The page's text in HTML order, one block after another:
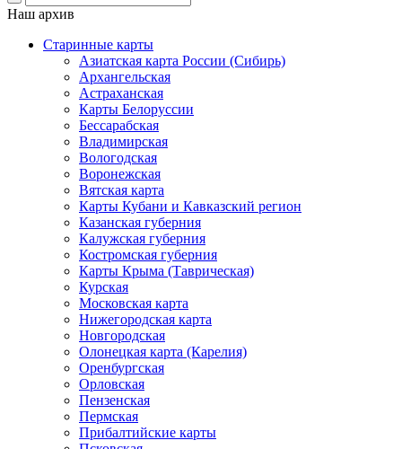
Наш архив
Старинные карты
Азиатская карта России (Сибирь)
Архангельская
Астраханская
Карты Белоруссии
Бессарабская
Владимирская
Вологодская
Воронежская
Вятская карта
Карты Кубани и Кавказский регион
Казанская губерния
Калужская губерния
Костромская губерния
Карты Крыма (Таврическая)
Курская
Московская карта
Нижегородская карта
Новгородская
Олонецкая карта (Карелия)
Оренбургская
Орловская
Пензенская
Пермская
Прибалтийские карты